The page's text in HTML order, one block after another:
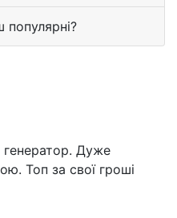
популярні?
Дуже
Топ за свої гроші